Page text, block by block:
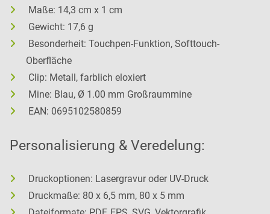
Maße: 14,3 cm x 1 cm
Gewicht: 17,6 g
Besonderheit: Touchpen-Funktion, Softtouch-
Oberfläche
Clip: Metall, farblich eloxiert
Mine: Blau, Ø 1.00 mm Großraummine
EAN: 0695102580859
Personalisierung & Veredelung:
Druckoptionen: Lasergravur oder UV-Druck
Druckmaße: 80 x 6,5 mm, 80 x 5 mm